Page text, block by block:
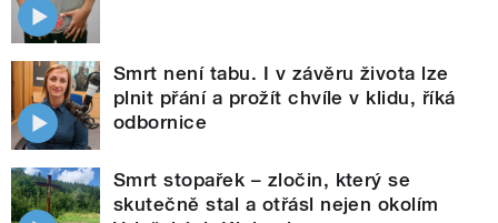
Smrt není tabu. I v závěru života lze
plnit přání a prožít chvíle v klidu, říká
odbornice
Smrt stopařek – zločin, který se
skutečně stal a otřásl nejen okolím